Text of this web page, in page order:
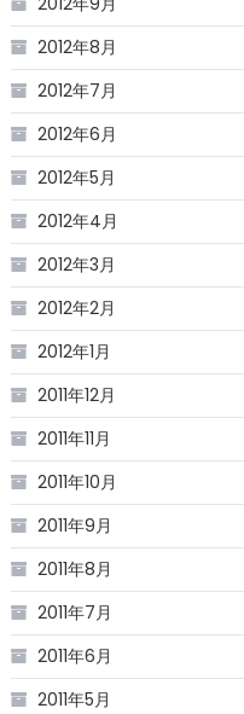
2012年8月
2012年7月
2012年6月
2012年5月
2012年4月
2012年3月
2012年2月
2012年1月
2011年12月
2011年11月
2011年10月
2011年9月
2011年8月
2011年7月
2011年6月
2011年5月